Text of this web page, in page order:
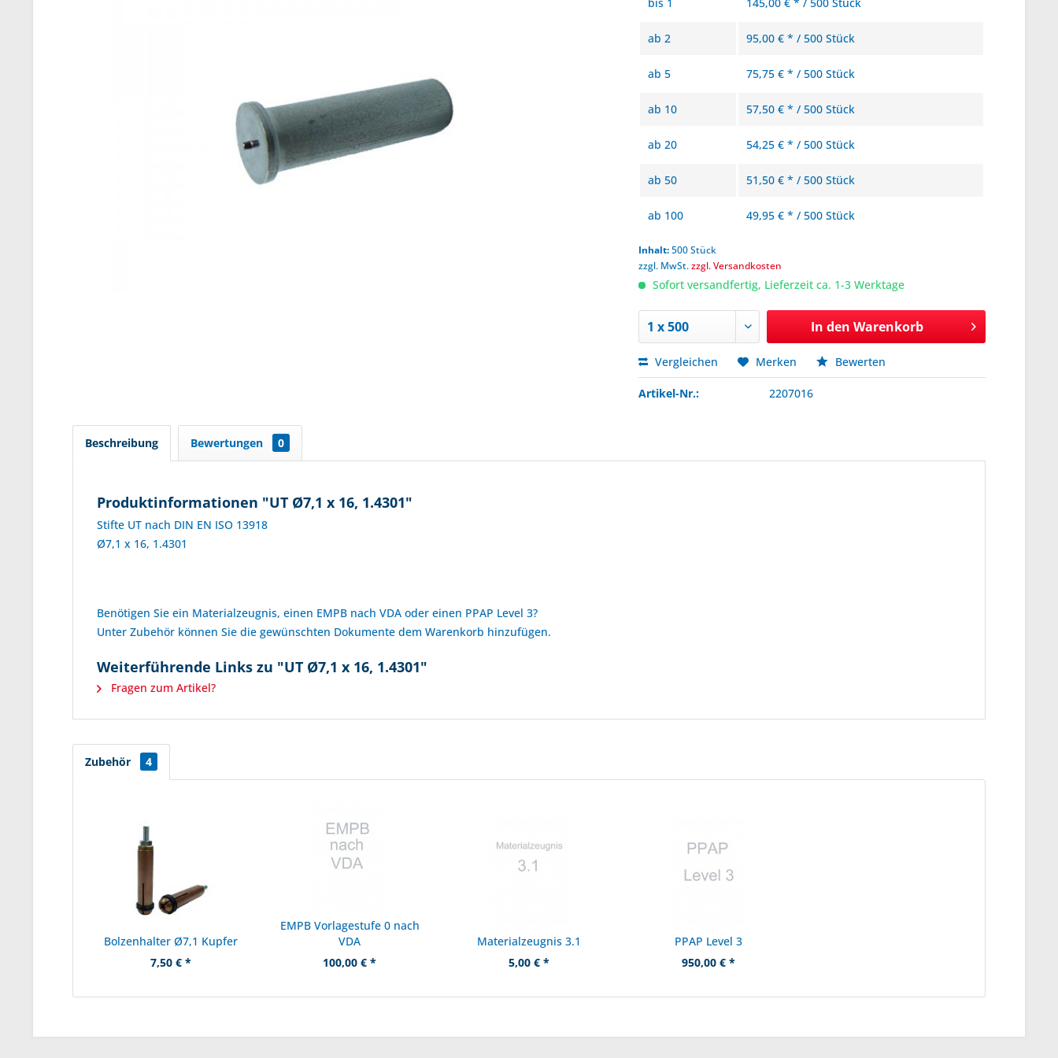
ab2 95,00 € * / 500 Stück
ab5 75,75 € * / 500 Stück
ab 10 57,50 € * / 500 Stück
ab20 54,25 € * / 500 Stück
ab50 51,50 € * / 500 Stück
ab 100 49,95 € * / 500 Stück
Inhalt:500 Stück
zzgl. MwSt.zzgl. Versandkosten
Sofort versandfertig, Lieferzeit ca. 1-3 Werktage
In den Warenkorb
Vergleichen Merken Bewerten
Artikel-Nr.: 2207016
Beschreibung Bewertungen 0
Produktinformationen "UT Ø7,1 x 16, 1.4301"
Stifte UT nach DIN EN ISO 13918
Ø7,1 x 16, 1.4301
Benötigen Sie ein Materialzeugnis, einen EMPB nach VDA oder einen PPAP Level 3?
Unter Zubehör können Sie die gewünschten Dokumente dem Warenkorb hinzufügen.
Weiterführende Links zu "UT Ø7,1 x 16, 1.4301"
Fragen zum Artikel?
Zubehör 4
Bolzenhalter Ø7,1 Kupfer
7,50 € *
EMPB Vorlagestufe 0 nach
VDA
100,00 € *
Materialzeugnis 3.1
5,00 € *
PPAP Level 3
950,00 € *